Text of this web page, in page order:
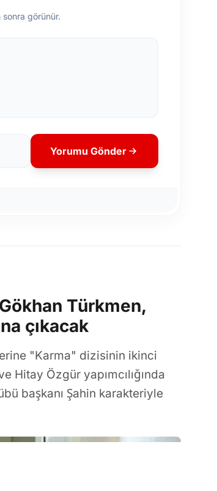
sonra görünür.
Yorumu Gönder
Türkmen,
çıkacak
"Karma" dizisinin ikinci
Hitay Özgür yapımcılığında
başkanı Şahin karakteriyle